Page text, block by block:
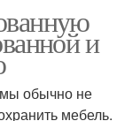
и
обычно не
мебель.